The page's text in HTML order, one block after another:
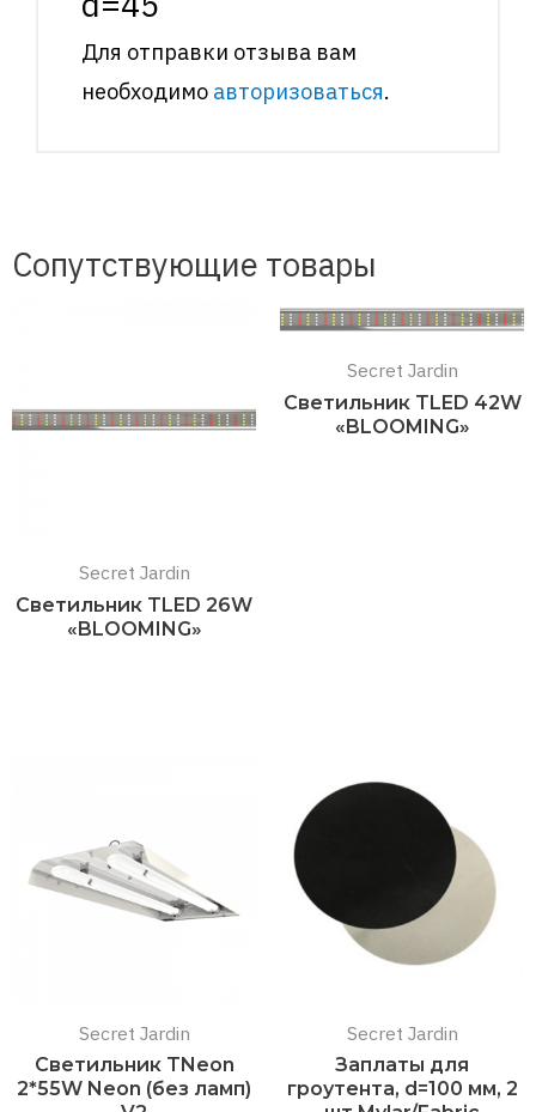
Для отправки отзыва вам
необходимо авторизоваться.
Сопутствующие товары
Secret Jardin
Светильник TLED 26W
«BLOOMING»
Secret Jardin
Светильник TLED 42W
«BLOOMING»
Secret Jardin
Светильник TNeon
2*55W Neon (без ламп)
Secret Jardin
Заплаты для
гроутента, d=100 мм, 2